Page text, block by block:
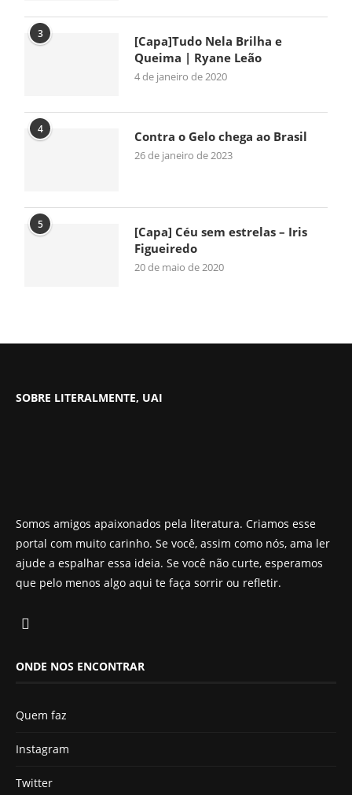
3
[Capa]Tudo Nela Brilha e
Queima | Ryane Leão
4 de janeiro de 2020
4 Contra o Gelo chega ao Brasil
26 de janeiro de 2023
5
[Capa] Céu sem estrelas – Iris
Figueiredo
20 de maio de 2020
SOBRE LITERALMENTE, UAI
Somos amigos apaixonados pela literatura. Criamos esse
portal com muito carinho. Se você, assim como nós, ama ler
ajude a espalhar essa ideia. Se você não curte, esperamos
que pelo menos algo aqui te faça sorrir ou refletir.
ONDE NOS ENCONTRAR
Quem faz
Instagram
Twitter